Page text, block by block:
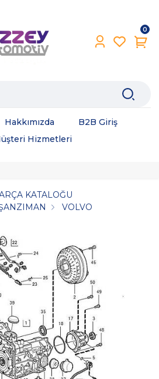
0
Hakkımızda
B2B Giriş
Hizmetleri
KATALOĞU
VOLVO